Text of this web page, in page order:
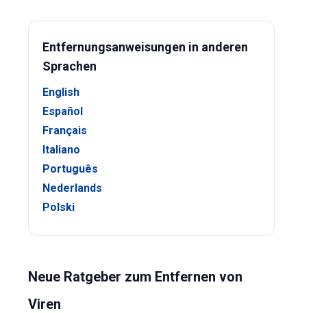
Entfernungsanweisungen in anderen
Sprachen
English
Español
Français
Italiano
Português
Nederlands
Polski
Neue Ratgeber zum Entfernen von
Viren